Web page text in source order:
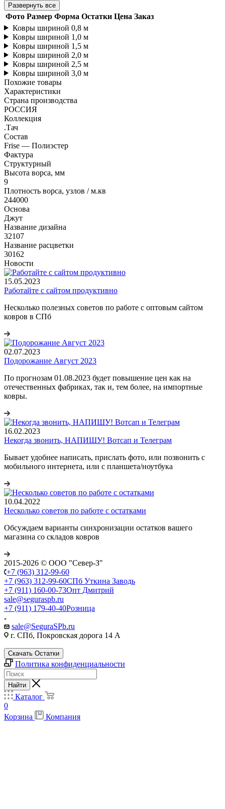
Развернуть все
Фото Размер Форма Остатки Цена Заказ
Ковры шириной 0,8 м
Ковры шириной 1,0 м
Ковры шириной 1,5 м
Ковры шириной 2,0 м
Ковры шириной 2,5 м
Ковры шириной 3,0 м
Похожие товары
Характеристики
Страна производства
РОССИЯ
Коллекция
.Тач
Состав
Frise — Полиэстер
Фактура
Структурный
Высота ворса, мм
9
Плотность ворса, узлов / м.кв
244000
Основа
Джут
Название дизайна
32107
Название расцветки
30162
Новости
15.05.2023
Работайте с сайтом продуктивно
Несколько полезных советов по работе с оптовым сайтом
ковров в СПб
02.07.2023
Подорожание Август 2023
По прогнозам 01.08.2023 будет повышение цен как на
отечественных фабриках, так и, тем более, на импортные
ковры.
16.02.2023
Некогда звонить, НАПИШУ! Вотсап и Телеграм
Бывает удобнее написать, прислать фото, или позвонить с
мобильного интернета, или с планшета/ноутбука
10.04.2022
Несколько советов по работе с остатками
Обсуждаем варианты синхронизации остатков вашего
магазина со складов ковров
2015-2026 © ООО "Север-З"
+7 (963) 312-99-60
+7 (963) 312-99-60СПб Уткина Заводь
+7 (911) 160-00-73Опт Дмитрий
sale@seguraspb.ru
+7 (911) 179-40-40Розница
sale@SeguraSPb.ru
г. СПб, Покровская дорога 14 А
Скачать Остатки
Политика конфиденциальности
Найти
Каталог
0
Корзина
Компания